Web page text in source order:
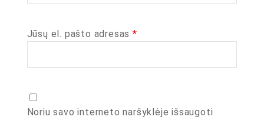
Jūsų el. pašto adresas *
Noriu savo interneto naršyklėje išsaugoti